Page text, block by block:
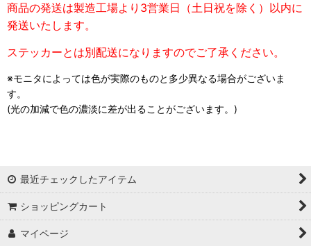
商品の発送は製造工場より3営業日（土日祝を除く）以内に
発送いたします。
ステッカーとは別配送になりますのでご了承ください。
※モニタによっては色が実際のものと多少異なる場合がございま
す。
(光の加減で色の濃淡に差が出ることがございます。)
最近チェックしたアイテム
ショッピングカート
マイページ